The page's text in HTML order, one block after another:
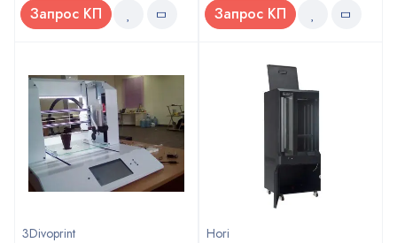
Запрос КП Запрос КП
3Divoprint Hori